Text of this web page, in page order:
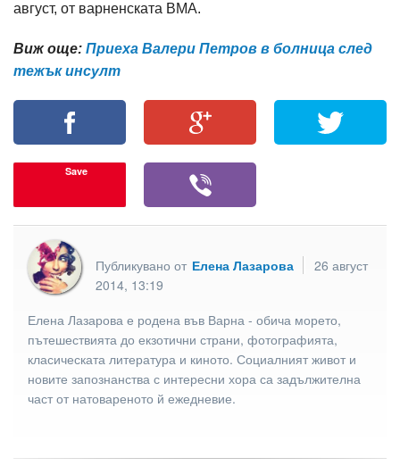
август, от варненската ВМА.
Виж още: Приеха Валери Петров в болница след
тежък инсулт
Save
Публикувано от Елена Лазарова
26 август
2014, 13:19
Елена Лазарова е родена във Варна - обича морето,
пътешествията до екзотични страни, фотографията,
класическата литература и киното. Социалният живот и
новите запознанства с интересни хора са задължителна
част от натовареното й ежедневие.